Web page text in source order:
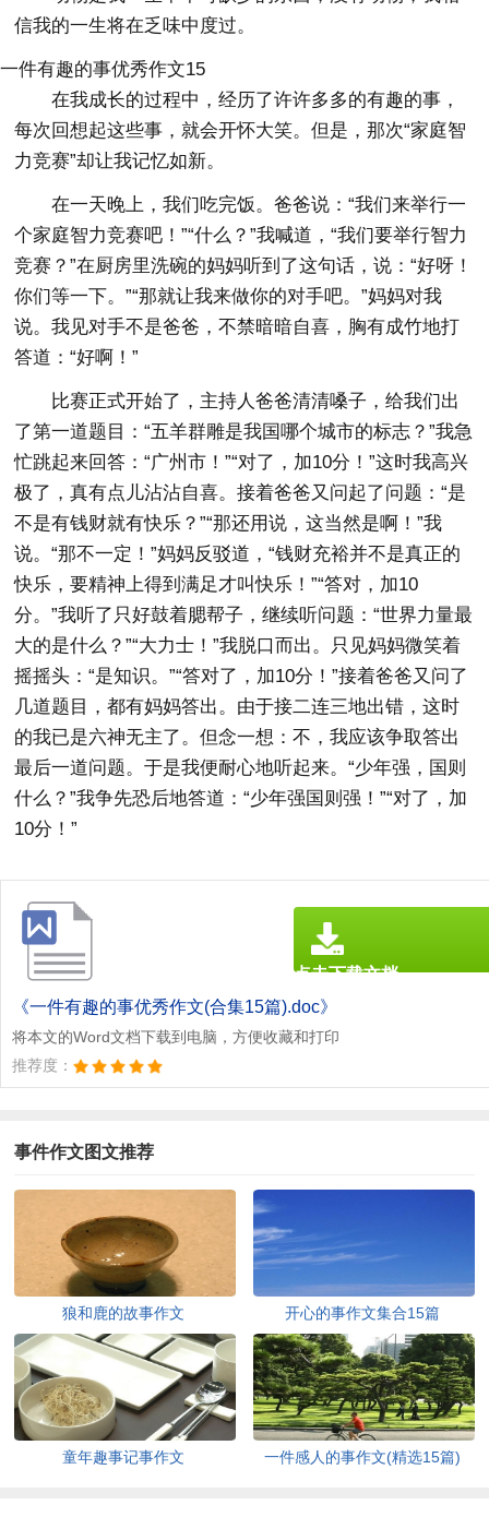
信我的一生将在乏味中度过。
一件有趣的事优秀作文15
在我成长的过程中，经历了许许多多的有趣的事，
每次回想起这些事，就会开怀大笑。但是，那次“家庭智
力竞赛”却让我记忆如新。
在一天晚上，我们吃完饭。爸爸说：“我们来举行一
个家庭智力竞赛吧！”“什么？”我喊道，“我们要举行智力
竞赛？”在厨房里洗碗的妈妈听到了这句话，说：“好呀！
你们等一下。”“那就让我来做你的对手吧。”妈妈对我
说。我见对手不是爸爸，不禁暗暗自喜，胸有成竹地打
答道：“好啊！”
比赛正式开始了，主持人爸爸清清嗓子，给我们出
了第一道题目：“五羊群雕是我国哪个城市的标志？”我急
忙跳起来回答：“广州市！”“对了，加10分！”这时我高兴
极了，真有点儿沾沾自喜。接着爸爸又问起了问题：“是
不是有钱财就有快乐？”“那还用说，这当然是啊！”我
说。“那不一定！”妈妈反驳道，“钱财充裕并不是真正的
快乐，要精神上得到满足才叫快乐！”“答对，加10
分。”我听了只好鼓着腮帮子，继续听问题：“世界力量最
大的是什么？”“大力士！”我脱口而出。只见妈妈微笑着
摇摇头：“是知识。”“答对了，加10分！”接着爸爸又问了
几道题目，都有妈妈答出。由于接二连三地出错，这时
的我已是六神无主了。但念一想：不，我应该争取答出
最后一道问题。于是我便耐心地听起来。“少年强，国则
什么？”我争先恐后地答道：“少年强国则强！”“对了，加
10分！”
《一件有趣的事优秀作文(合集15篇).doc》
将本文的Word文档下载到电脑，方便收藏和打印
推荐度：
点击下载文档
文档为doc格式
事件作文图文推荐
狼和鹿的故事作文 开心的事作文集合15篇
童年趣事记事作文 一件感人的事作文(精选15篇)